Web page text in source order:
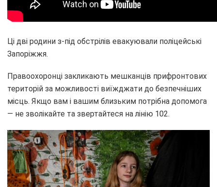
Ці дві родини з-під обстрілів евакуювали поліцейські
Запоріжжя.
Правоохоронці закликають мешканців прифронтових
територій за можливості виїжджати до безпечніших
місць. Якщо вам і вашим близьким потрібна допомога
— не зволікайте та звертайтеся на лінію 102.